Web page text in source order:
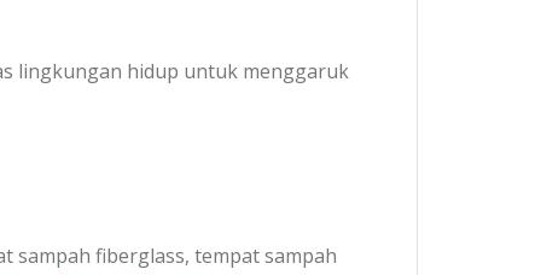
lingkungan hidup untuk menggaruk
sampah fiberglass, tempat sampah